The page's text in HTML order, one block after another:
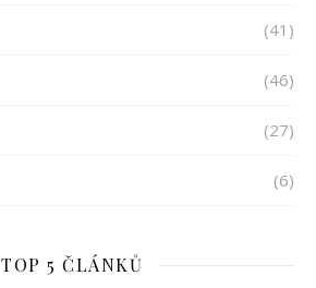
(41)
(46)
(27)
(6)
TOP 5 ČLÁNKŮ